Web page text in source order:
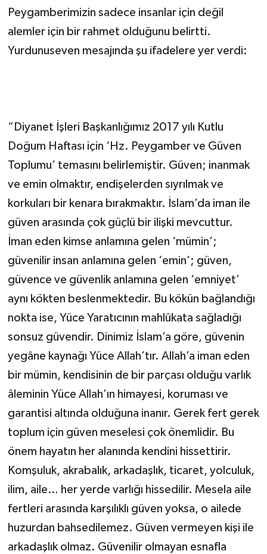
Peygamberimizin sadece insanlar için değil
alemler için bir rahmet olduğunu belirtti.
Yurdunuseven mesajında şu ifadelere yer verdi:
“Diyanet İşleri Başkanlığımız 2017 yılı Kutlu
Doğum Haftası için ‘Hz. Peygamber ve Güven
Toplumu’ temasını belirlemiştir. Güven; inanmak
ve emin olmaktır, endişelerden sıyrılmak ve
korkuları bir kenara bırakmaktır. İslam’da iman ile
güven arasında çok güçlü bir ilişki mevcuttur.
İman eden kimse anlamına gelen ‘mümin’;
güvenilir insan anlamına gelen ‘emin’; güven,
güvence ve güvenlik anlamına gelen ‘emniyet’
aynı kökten beslenmektedir. Bu kökün bağlandığı
nokta ise, Yüce Yaratıcının mahlûkata sağladığı
sonsuz güvendir. Dinimiz İslam’a göre, güvenin
yegâne kaynağı Yüce Allah’tır. Allah’a iman eden
bir mümin, kendisinin de bir parçası olduğu varlık
âleminin Yüce Allah’ın himayesi, koruması ve
garantisi altında olduğuna inanır. Gerek fert gerek
toplum için güven meselesi çok önemlidir. Bu
önem hayatın her alanında kendini hissettirir.
Komşuluk, akrabalık, arkadaşlık, ticaret, yolculuk,
ilim, aile… her yerde varlığı hissedilir. Mesela aile
fertleri arasında karşılıklı güven yoksa, o ailede
huzurdan bahsedilemez. Güven vermeyen kişi ile
arkadaşlık olmaz. Güvenilir olmayan esnafla